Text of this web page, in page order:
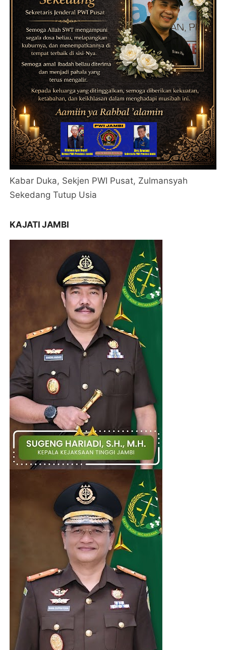
Kabar Duka, Sekjen PWI Pusat, Zulmansyah
Sekedang Tutup Usia
KAJATI JAMBI